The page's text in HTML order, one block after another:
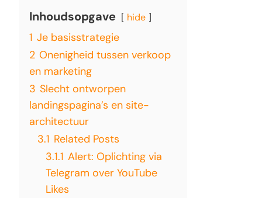
Inhoudsopgave hide
1 Je basisstrategie
2 Onenigheid tussen verkoop
en marketing
3 Slecht ontworpen
landingspagina’s en site-
architectuur
3.1 Related Posts
3.1.1 Alert: Oplichting via
Telegram over YouTube
Likes